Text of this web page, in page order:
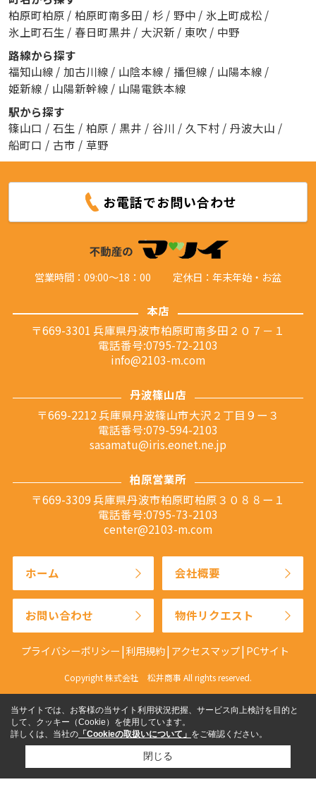
柏原町柏原 / 柏原町南多田 / 杉 / 野中 / 氷上町成松 /
氷上町石生 / 春日町黒井 / 大沢新 / 東吹 / 中野
路線から探す
福知山線 / 加古川線 / 山陰本線 / 播但線 / 山陽本線 /
姫新線 / 山陽新幹線 / 山陽電鉄本線
駅から探す
篠山口 / 石生 / 柏原 / 黒井 / 谷川 / 久下村 / 丹波大山 /
船町口 / 古市 / 草野
お電話でお問い合わせ
営業時間：09:00～18：00 定休日：年末年始・お盆
本店
〒669-3301 兵庫県丹波市柏原町南多田２０７－１
電話番号:0795-72-2103
info@2103-m.com
丹波篠山店
〒669-2212 兵庫県丹波篠山市大沢２丁目９ー３
電話番号:079-594-2103
sasamatu@iris.eonet.ne.jp
柏原営業所
〒669-3309 兵庫県丹波市柏原町柏原３０８８ー１
電話番号:0795-73-2103
center@2103-m.com
ホーム 会社概要
お問い合わせ 物件リクエスト
プライバシーポリシー 利用規約 アクセスマップ PCサイト
Copyright 株式会社 松井商事 All rights reserved.
当サイトでは、お客様の当サイト利用状況把握、サービス向上検討を目的と
して、クッキー（Cookie）を使用しています。
詳しくは、当社の 「Cookieの取扱いについて」 をご確認ください。
閉じる